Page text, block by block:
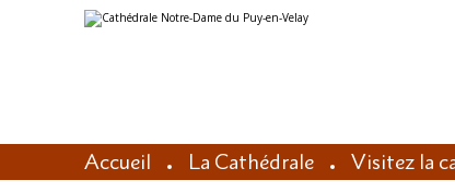
Aller
au
Outils
personnels
Accueil La Cathédrale Visitez la